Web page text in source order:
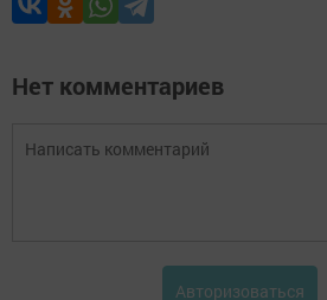
Нет комментариев
Авторизоваться